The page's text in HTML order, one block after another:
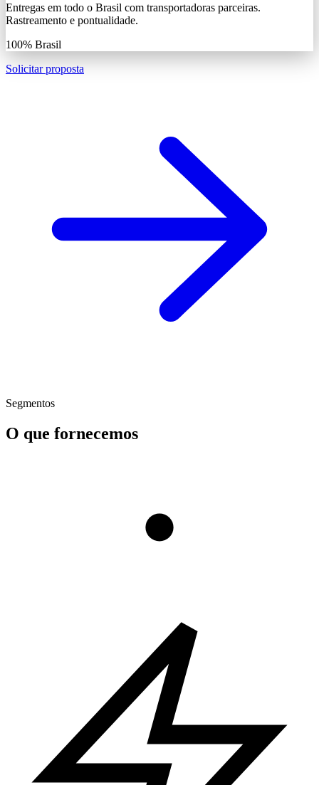
Entregas em todo o Brasil com transportadoras parceiras.
Rastreamento e pontualidade.
100% Brasil
Solicitar proposta
Segmentos
O que fornecemos